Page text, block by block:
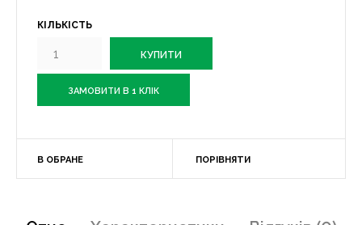
КІЛЬКІСТЬ
ЗАМОВИТИ В 1 КЛІК
В ОБРАНЕ ПОРІВНЯТИ